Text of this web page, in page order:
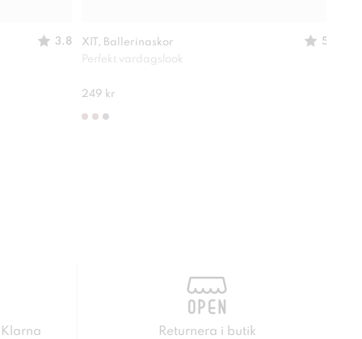
3.8 XIT, Ballerinaskor
5
Perfekt vardagslook
249 kr
Returnera i butik